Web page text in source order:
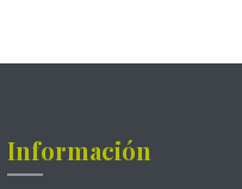
Información